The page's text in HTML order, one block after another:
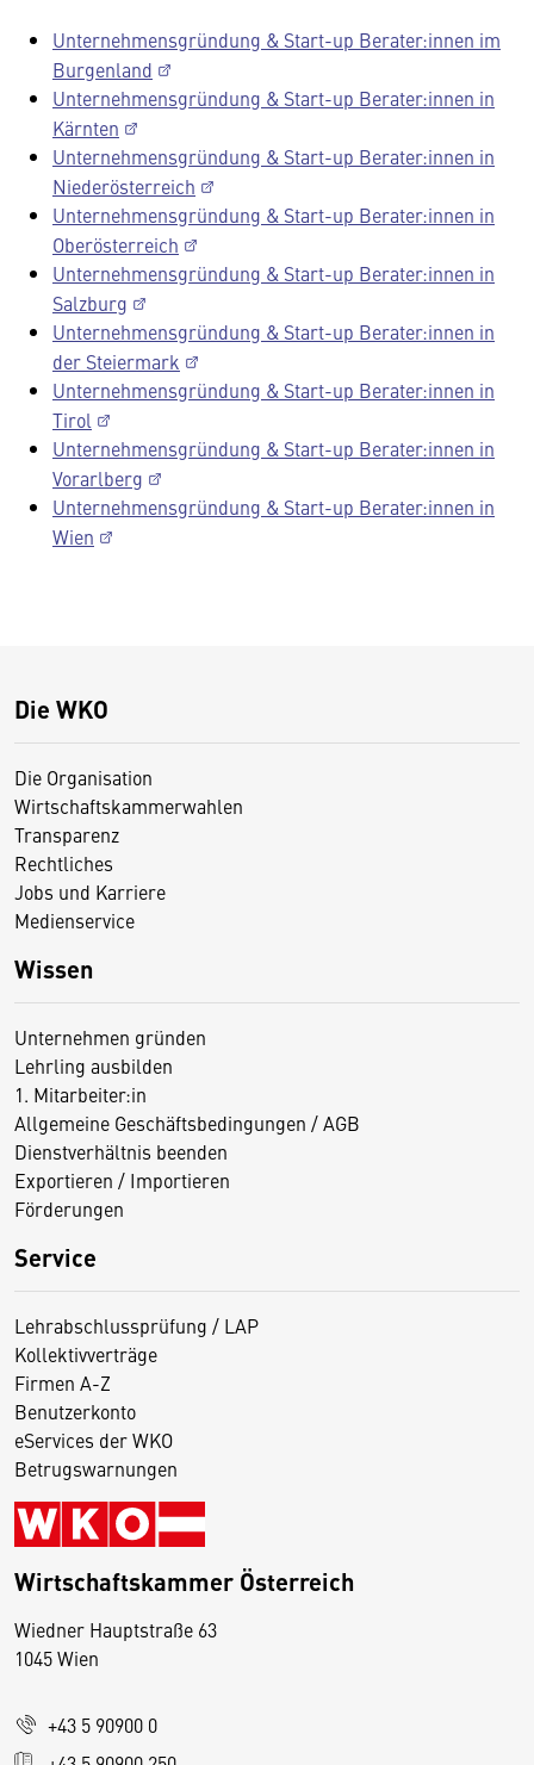
Unternehmensgründung & Start-up Berater:innen im
Burgenland
Unternehmensgründung & Start-up Berater:innen in
Kärnten
Unternehmensgründung & Start-up Berater:innen in
Niederösterreich
Unternehmensgründung & Start-up Berater:innen in
Oberösterreich
Unternehmensgründung & Start-up Berater:innen in
Salzburg
Unternehmensgründung & Start-up Berater:innen in
der Steiermark
Unternehmensgründung & Start-up Berater:innen in
Tirol
Unternehmensgründung & Start-up Berater:innen in
Vorarlberg
Unternehmensgründung & Start-up Berater:innen in
Wien
Die WKO
Die Organisation
Wirtschaftskammerwahlen
Transparenz
Rechtliches
Jobs und Karriere
Medienservice
Wissen
Unternehmen gründen
Lehrling ausbilden
1. Mitarbeiter:in
Allgemeine Geschäftsbedingungen / AGB
Dienstverhältnis beenden
Exportieren / Importieren
Förderungen
Service
Lehrabschlussprüfung / LAP
Kollektivverträge
Firmen A-Z
Benutzerkonto
eServices der WKO
Betrugswarnungen
Wirtschaftskammer Österreich
Wiedner Hauptstraße 63
1045 Wien
+43 5 90900 0
D
s